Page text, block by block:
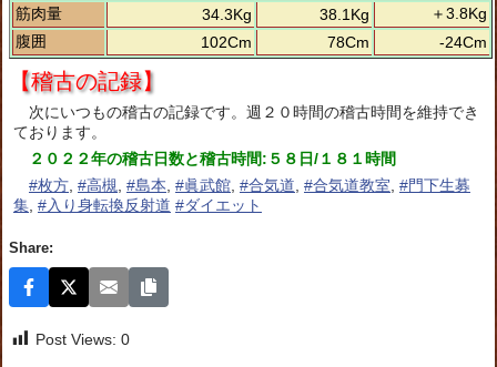
筋肉量
34.3Kg 38.1Kg
＋3.8Kg
腹囲
102Cm 78Cm -24Cm
【稽古の記録】
次にいつもの稽古の記録です。週２０時間の稽古時間を維持でき
ております。
２０２２年の稽古日数と稽古時間:５８日/１８１時間
#枚方 #高槻 #島本 #眞武館 #合気道 #合気道教室 #門下生募
集 #入り身転換反射道 #ダイエット
Share:
Post Views: 0